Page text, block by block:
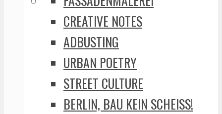
CREATIVE NOTES
ADBUSTING
URBAN POETRY
STREET CULTURE
BERLIN, BAU KEIN SCHEISS!